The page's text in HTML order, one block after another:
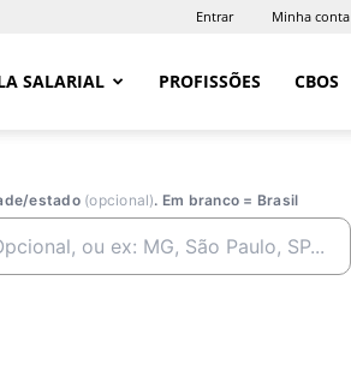
Entrar Minha conta
SALARIAL PROFISSÕES CBOS
estado (opcional). Em branco = Brasil